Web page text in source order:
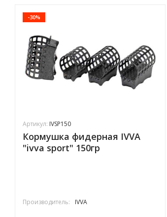
-30%
Артикул: IVSP150
Кормушка фидерная IVVA
"ivva sport" 150гр
Производитель: IVVA